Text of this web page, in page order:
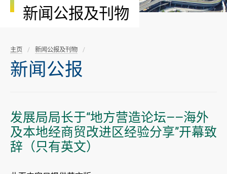
新闻公报及刊物
主页 新闻公报及刊物
新闻公报
发展局局长于“地方营造论坛——海外
及本地经商贸改进区经验分享”开幕致
辞（只有英文）